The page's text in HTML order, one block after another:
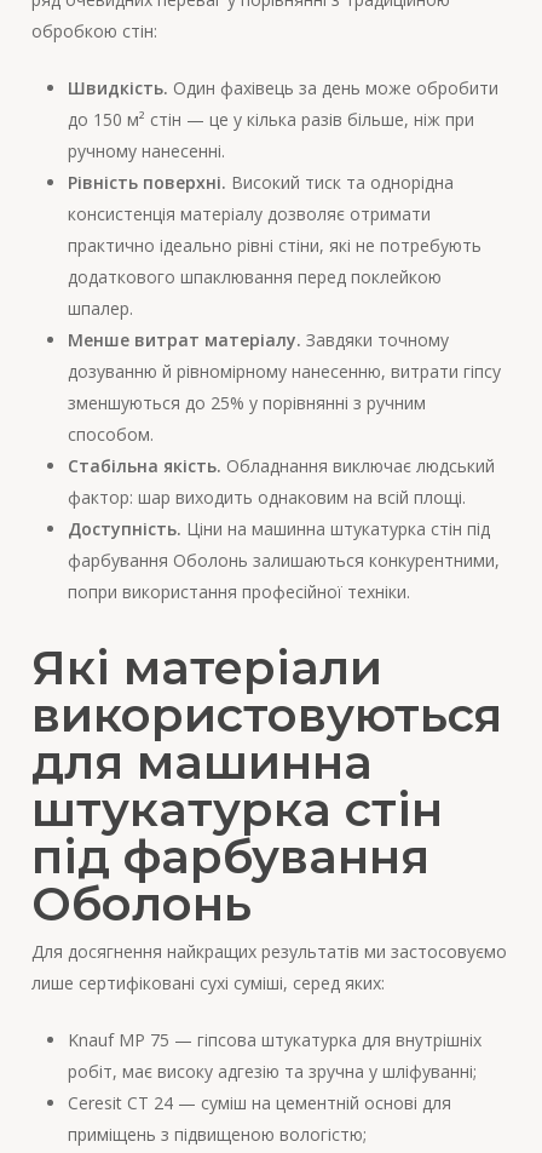
обробкою стін:
Швидкість. Один фахівець за день може обробити
до 150 м² стін — це у кілька разів більше, ніж при
ручному нанесенні.
Рівність поверхні. Високий тиск та однорідна
консистенція матеріалу дозволяє отримати
практично ідеально рівні стіни, які не потребують
додаткового шпаклювання перед поклейкою
шпалер.
Менше витрат матеріалу. Завдяки точному
дозуванню й рівномірному нанесенню, витрати гіпсу
зменшуються до 25% у порівнянні з ручним
способом.
Стабільна якість. Обладнання виключає людський
фактор: шар виходить однаковим на всій площі.
Доступність. Ціни на машинна штукатурка стін під
фарбування Оболонь залишаються конкурентними,
попри використання професійної техніки.
Які матеріали
використовуються
для машинна
штукатурка стін
під фарбування
Оболонь
Для досягнення найкращих результатів ми застосовуємо
лише сертифіковані сухі суміші, серед яких:
Knauf MP 75 — гіпсова штукатурка для внутрішніх
робіт, має високу адгезію та зручна у шліфуванні;
Ceresit CT 24 — суміш на цементній основі для
приміщень з підвищеною вологістю;